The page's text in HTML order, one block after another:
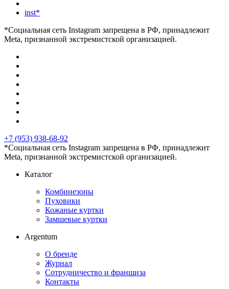
inst*
*Социальная сеть Instagram запрещена в РФ, принадлежит
Meta, признанной экстремистской организацией.
+7 (953) 938-68-92
*Социальная сеть Instagram запрещена в РФ, принадлежит
Meta, признанной экстремистской организацией.
Каталог
Комбинезоны
Пуховики
Кожаные куртки
Замшевые куртки
Argentum
О бренде
Журнал
Сотрудничество и франшиза
Контакты